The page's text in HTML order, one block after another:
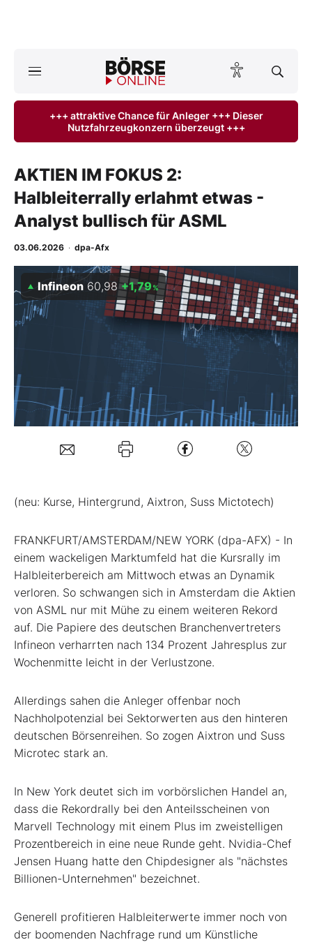
ktuelle Ausgabe BÖRSE ONLINE lesen
Finanz-Check
Abo & Shop
BO-Musterdepots
Experten
Mein Konto
+++ attraktive Chance für Anleger +++ Dieser
Nutzfahrzeugkonzern überzeugt +++
AKTIEN IM FOKUS 2:
Halbleiterrally erlahmt etwas -
Analyst bullisch für ASML
03.06.2026 · dpa-Afx
Infineon 60,98 +1,79%
(neu: Kurse, Hintergrund, Aixtron, Suss Mictotech)
FRANKFURT/AMSTERDAM/NEW YORK (dpa-AFX) - In
einem wackeligen Marktumfeld hat die Kursrally im
Halbleiterbereich am Mittwoch etwas an Dynamik
verloren. So schwangen sich in Amsterdam die Aktien
von ASML nur mit Mühe zu einem weiteren Rekord
auf. Die Papiere des deutschen Branchenvertreters
Infineon verharrten nach 134 Prozent Jahresplus zur
Wochenmitte leicht in der Verlustzone.
Allerdings sahen die Anleger offenbar noch
Nachholpotenzial bei Sektorwerten aus den hinteren
deutschen Börsenreihen. So zogen Aixtron und Suss
Microtec stark an.
In New York deutet sich im vorbörslichen Handel an,
dass die Rekordrally bei den Anteilsscheinen von
Marvell Technology mit einem Plus im zweistelligen
Prozentbereich in eine neue Runde geht. Nvidia-Chef
Jensen Huang hatte den Chipdesigner als "nächstes
Billionen-Unternehmen" bezeichnet.
Generell profitieren Halbleiterwerte immer noch von
der boomenden Nachfrage rund um Künstliche